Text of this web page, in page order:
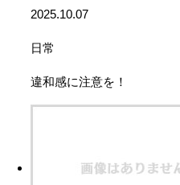
2025.10.07
日常
違和感に注意を！